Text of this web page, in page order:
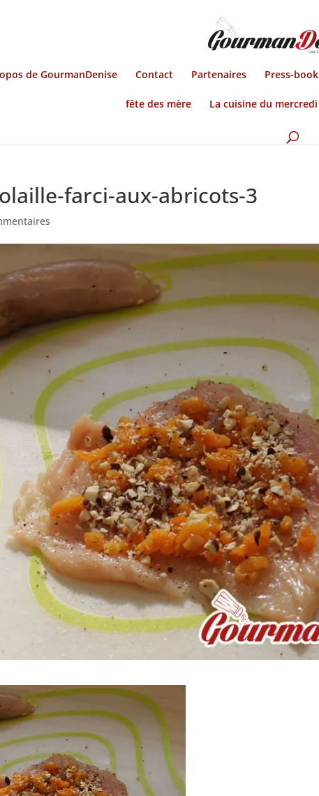
de GourmanDenise Contact Partenaires Press-book
fête des mère La cuisine du mercredi
farci-aux-abricots-3